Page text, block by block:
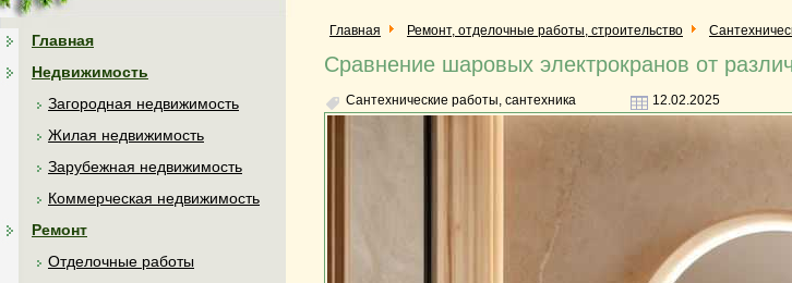
Главная
Недвижимость
Загородная недвижимость
Жилая недвижимость
Зарубежная недвижимость
Коммерческая недвижимость
Ремонт
Отделочные работы
Главная Ремонт, отделочные работы, строительство
Сравнение шаровых электрокранов от
Сантехнические работы, сантехника 12.02.2025